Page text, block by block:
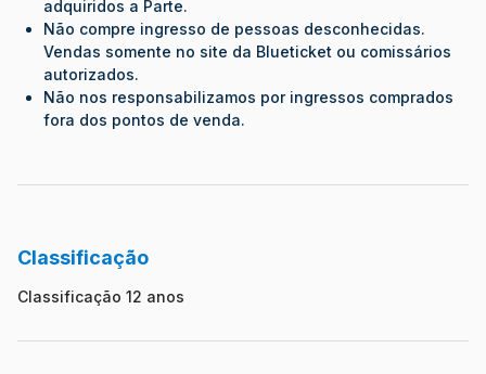
adquiridos a Parte.
Não compre ingresso de pessoas desconhecidas.
Vendas somente no site da Blueticket ou comissários
autorizados.
Não nos responsabilizamos por ingressos comprados
fora dos pontos de venda.
Classificação
Classificação 12 anos